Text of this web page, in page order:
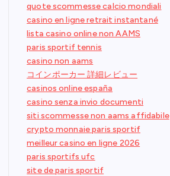
quote scommesse calcio mondiali
casino en ligne retrait instantané
lista casino online non AAMS
paris sportif tennis
casino non aams
コインポーカー 詳細レビュー
casinos online españa
casino senza invio documenti
siti scommesse non aams affidabile
crypto monnaie paris sportif
meilleur casino en ligne 2026
paris sportifs ufc
site de paris sportif